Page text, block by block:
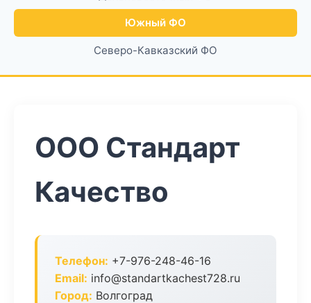
Южный ФО
Северо-Кавказский ФО
ООО Стандарт
Качество
Телефон: +7-976-248-46-16
Email: info@standartkachest728.ru
Город: Волгоград